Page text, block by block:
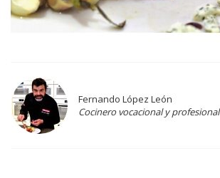
Fernando López León
Cocinero vocacional y profesional